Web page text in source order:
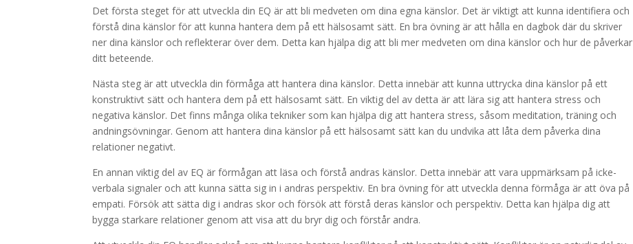
Det första steget för att utveckla din EQ är att bli medveten om dina egna känslor. Det är viktigt att kunna identifiera och
förstå dina känslor för att kunna hantera dem på ett hälsosamt sätt. En bra övning är att hålla en dagbok där du skriver
ner dina känslor och reflekterar över dem. Detta kan hjälpa dig att bli mer medveten om dina känslor och hur de påverkar
ditt beteende.
Nästa steg är att utveckla din förmåga att hantera dina känslor. Detta innebär att kunna uttrycka dina känslor på ett
konstruktivt sätt och hantera dem på ett hälsosamt sätt. En viktig del av detta är att lära sig att hantera stress och
negativa känslor. Det finns många olika tekniker som kan hjälpa dig att hantera stress, såsom meditation, träning och
andningsövningar. Genom att hantera dina känslor på ett hälsosamt sätt kan du undvika att låta dem påverka dina
relationer negativt.
En annan viktig del av EQ är förmågan att läsa och förstå andras känslor. Detta innebär att vara uppmärksam på icke-
verbala signaler och att kunna sätta sig in i andras perspektiv. En bra övning för att utveckla denna förmåga är att öva på
empati. Försök att sätta dig i andras skor och försök att förstå deras känslor och perspektiv. Detta kan hjälpa dig att
bygga starkare relationer genom att visa att du bryr dig och förstår andra.